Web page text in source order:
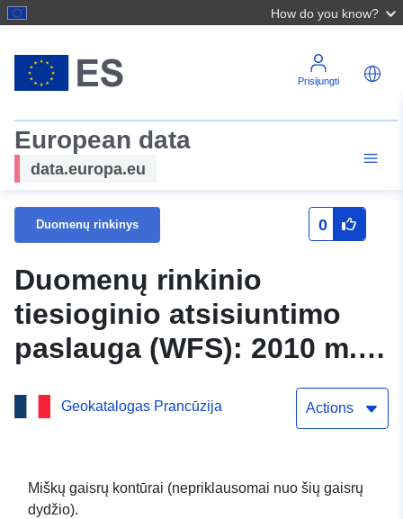
How do you know?
Prisijungti
European data
data.europa.eu
Duomenų rinkinys 0
Duomenų rinkinio
tiesioginio atsisiuntimo
paslauga (WFS): 2010 m.
Varo miškų gaisrų kontūrai
Geokatalogas Prancūzija Actions
Miškų gaisrų kontūrai (nepriklausomai nuo šių gaisrų
dydžio).